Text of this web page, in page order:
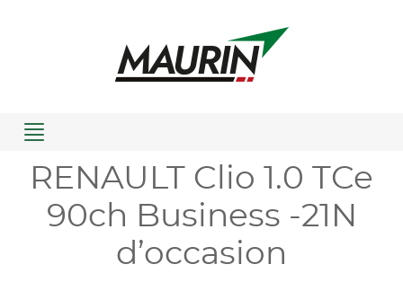
Menu
RENAULT Clio 1.0 TCe
90ch Business -21N
d’occasion